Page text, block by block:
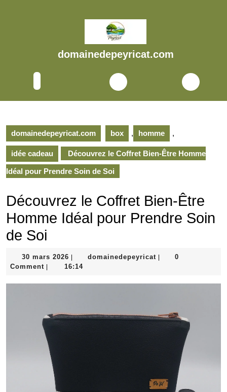
domainedepeyricat.com
domainedepeyricat.com box , homme ,
idée cadeau Découvrez le Coffret Bien-Être Homme
Idéal pour Prendre Soin de Soi
Découvrez le Coffret Bien-Être
Homme Idéal pour Prendre Soin
de Soi
30 mars 2026 30
mars
| domainedepeyricat domainedepeyricat
|
0
Comment | 16:14